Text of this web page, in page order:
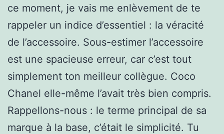
ce moment, je vais me enlèvement de te
rappeler un indice d’essentiel : la véracité
de l’accessoire. Sous-estimer l’accessoire
est une spacieuse erreur, car c’est tout
simplement ton meilleur collègue. Coco
Chanel elle-même l’avait très bien compris.
Rappellons-nous : le terme principal de sa
marque à la base, c’était le simplicité. Tu